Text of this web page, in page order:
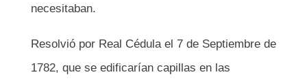
necesitaban.
Resolvió por Real Cédula el 7 de Septiembre de
1782, que se edificarían capillas en las